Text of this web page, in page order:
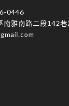
0446
南雅南路二段142巷